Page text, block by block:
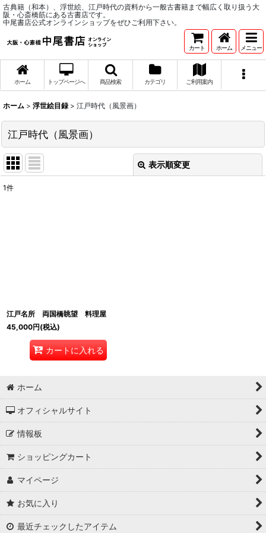
古典籍（和本）、浮世絵、江戸時代の資料から一般古書籍まで幅広く取り扱う大
阪・心斎橋筋にある古書店です。
中尾書店公式オンラインショップをぜひご利用下さい。
カート ホーム メニュー
ホーム トップページへ 商品検索 カテゴリ ご利用案内
ホーム > 浮世絵目録 > 江戸時代（風景画）
江戸時代（風景画）
表示順変更
1件
江戸名所 両国橋眺望 料理屋
45,000円(税込)
カートに入れる
ホーム
オフィシャルサイト
情報板
ショッピングカート
マイページ
お気に入り
最近チェックしたアイテム